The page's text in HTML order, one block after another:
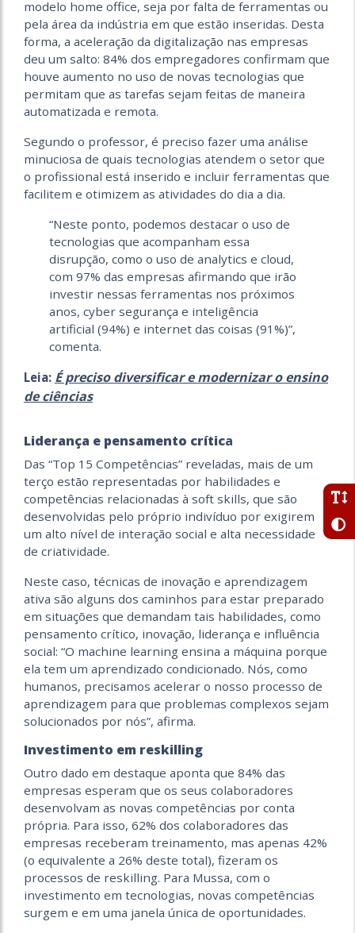
modelo home office, seja por falta de ferramentas ou
pela área da indústria em que estão inseridas. Desta
forma, a aceleração da digitalização nas empresas
deu um salto: 84% dos empregadores confirmam que
houve aumento no uso de novas tecnologias que
permitam que as tarefas sejam feitas de maneira
automatizada e remota.
Segundo o professor, é preciso fazer uma análise
minuciosa de quais tecnologias atendem o setor que
o profissional está inserido e incluir ferramentas que
facilitem e otimizem as atividades do dia a dia.
“Neste ponto, podemos destacar o uso de
tecnologias que acompanham essa
disrupção, como o uso de analytics e cloud,
com 97% das empresas afirmando que irão
investir nessas ferramentas nos próximos
anos, cyber segurança e inteligência
artificial (94%) e internet das coisas (91%)”,
comenta.
Leia: É preciso diversificar e modernizar o ensino
de ciências
Liderança e pensamento crítica
Das “Top 15 Competências” reveladas, mais de um
terço estão representadas por habilidades e
competências relacionadas à soft skills, que são
desenvolvidas pelo próprio indivíduo por exigirem
um alto nível de interação social e alta necessidade
de criatividade.
Neste caso, técnicas de inovação e aprendizagem
ativa são alguns dos caminhos para estar preparado
em situações que demandam tais habilidades, como
pensamento crítico, inovação, liderança e influência
social: “O machine learning ensina a máquina porque
ela tem um aprendizado condicionado. Nós, como
humanos, precisamos acelerar o nosso processo de
aprendizagem para que problemas complexos sejam
solucionados por nós”, afirma.
Investimento em reskilling
Outro dado em destaque aponta que 84% das
empresas esperam que os seus colaboradores
desenvolvam as novas competências por conta
própria. Para isso, 62% dos colaboradores das
empresas receberam treinamento, mas apenas 42%
(o equivalente a 26% deste total), fizeram os
processos de reskilling. Para Mussa, com o
investimento em tecnologias, novas competências
surgem e em uma janela única de oportunidades.